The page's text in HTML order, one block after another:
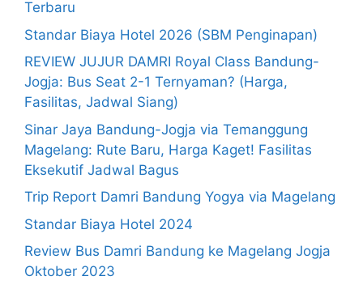
Terbaru
Standar Biaya Hotel 2026 (SBM Penginapan)
REVIEW JUJUR DAMRI Royal Class Bandung-
Jogja: Bus Seat 2-1 Ternyaman? (Harga,
Fasilitas, Jadwal Siang)
Sinar Jaya Bandung-Jogja via Temanggung
Magelang: Rute Baru, Harga Kaget! Fasilitas
Eksekutif Jadwal Bagus
Trip Report Damri Bandung Yogya via Magelang
Standar Biaya Hotel 2024
Review Bus Damri Bandung ke Magelang Jogja
Oktober 2023